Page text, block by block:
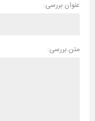
عنوان بررسی:
متن بررسی: